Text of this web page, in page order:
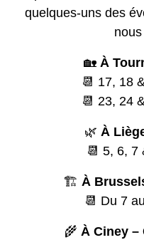
quelques-uns des
🏡 À
📆 17, 18
📆 23, 24
🌿 À
📆 5, 6, 7
🏗️ À
📆 Du 7
🌾 À Ciney –